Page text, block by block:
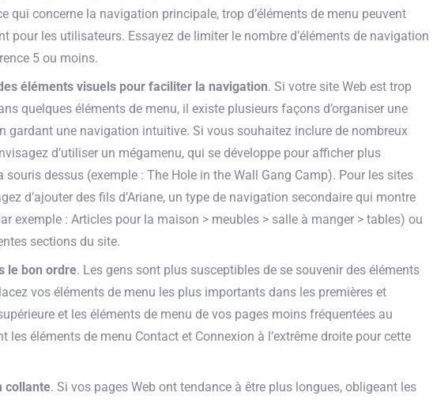
qui concerne la navigation principale, trop d’éléments de menu peuvent
pour les utilisateurs. Essayez de limiter le nombre d’éléments de navigation
5 ou moins.
éléments visuels pour faciliter la navigation. Si votre site Web est trop
quelques éléments de menu, il existe plusieurs façons d’organiser une
gardant une navigation intuitive. Si vous souhaitez inclure de nombreux
d’utiliser un mégamenu, qui se développe pour afficher plus
dessus (exemple : The Hole in the Wall Gang Camp). Pour les sites
d’ajouter des fils d’Ariane, un type de navigation secondaire qui montre
exemple : Articles pour la maison > meubles > salle à manger > tables) ou
sections du site.
le bon ordre. Les gens sont plus susceptibles de se souvenir des éléments
vos éléments de menu les plus importants dans les premières et
et les éléments de menu de vos pages moins fréquentées au
les éléments de menu Contact et Connexion à l’extrême droite pour cette
collante. Si vos pages Web ont tendance à être plus longues, obligeant les